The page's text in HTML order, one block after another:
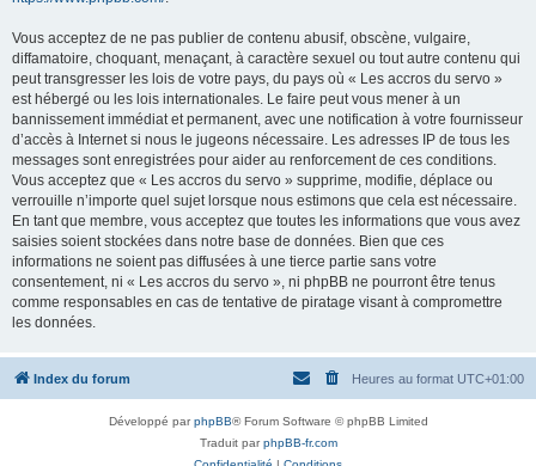
Vous acceptez de ne pas publier de contenu abusif, obscène, vulgaire,
diffamatoire, choquant, menaçant, à caractère sexuel ou tout autre contenu qui
peut transgresser les lois de votre pays, du pays où « Les accros du servo »
est hébergé ou les lois internationales. Le faire peut vous mener à un
bannissement immédiat et permanent, avec une notification à votre fournisseur
d’accès à Internet si nous le jugeons nécessaire. Les adresses IP de tous les
messages sont enregistrées pour aider au renforcement de ces conditions.
Vous acceptez que « Les accros du servo » supprime, modifie, déplace ou
verrouille n’importe quel sujet lorsque nous estimons que cela est nécessaire.
En tant que membre, vous acceptez que toutes les informations que vous avez
saisies soient stockées dans notre base de données. Bien que ces
informations ne soient pas diffusées à une tierce partie sans votre
consentement, ni « Les accros du servo », ni phpBB ne pourront être tenus
comme responsables en cas de tentative de piratage visant à compromettre
les données.
Index du forum Heures au format UTC+01:00
Développé parphpBB® Forum Software © phpBB Limited
Traduit parphpBB-fr.com